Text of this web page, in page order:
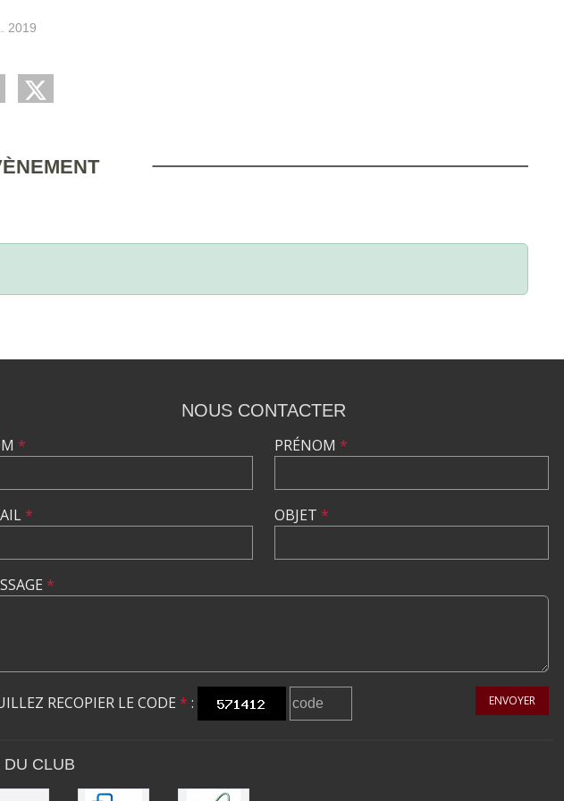
2019
NOUS CONTACTER
*
*
PRÉNOM *
OBJET *
*
RECOPIER LE CODE * : ENVOYER
DU CLUB